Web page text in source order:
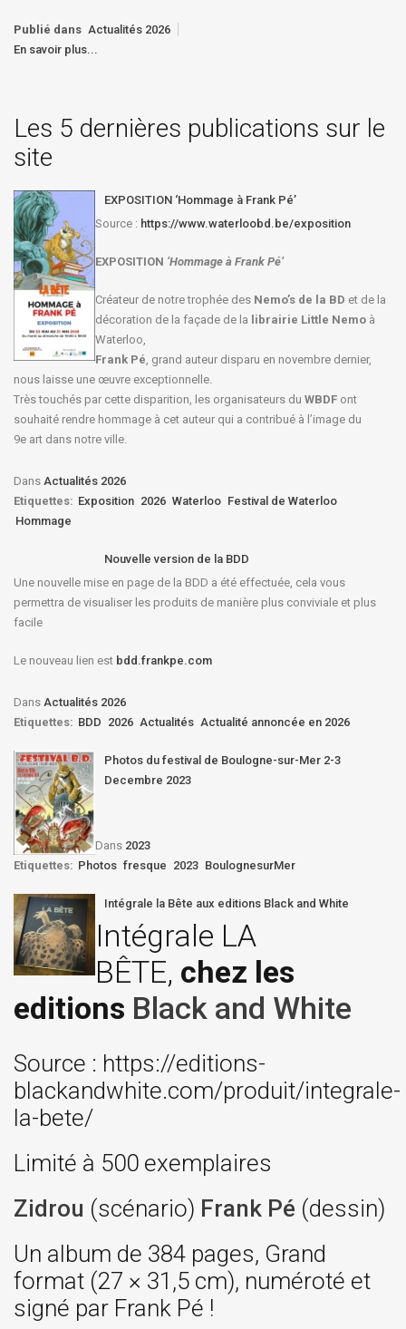
Publié dans Actualités 2026
En savoir plus...
Les 5 dernières publications sur le
site
EXPOSITION ‘Hommage à Frank Pé’
Source : https://www.waterloobd.be/exposition
EXPOSITION ‘Hommage à Frank Pé’
Créateur de notre trophée des Nemo’s de la BD et de la
décoration de la façade de la librairie Little Nemo à
Waterloo,
Frank Pé, grand auteur disparu en novembre dernier,
nous laisse une œuvre exceptionnelle.
Très touchés par cette disparition, les organisateurs du WBDF ont
souhaité rendre hommage à cet auteur qui a contribué à l’image du
9e art dans notre ville.
Dans Actualités 2026
Etiquettes: Exposition 2026 Waterloo Festival de Waterloo
Hommage
Nouvelle version de la BDD
Une nouvelle mise en page de la BDD a été effectuée, cela vous
permettra de visualiser les produits de manière plus conviviale et plus
facile
Le nouveau lien est bdd.frankpe.com
Dans Actualités 2026
Etiquettes: BDD 2026 Actualités Actualité annoncée en 2026
Photos du festival de Boulogne-sur-Mer 2-3
Decembre 2023
Dans 2023
Etiquettes: Photos fresque 2023 BoulognesurMer
Intégrale la Bête aux editions Black and White
Intégrale LA
BÊTE, chez les
editions Black and White
Source : https://editions-
blackandwhite.com/produit/integrale-
la-bete/
Limité à 500 exemplaires
Zidrou (scénario) Frank Pé (dessin)
Un album de 384 pages, Grand
format (27 × 31,5 cm), numéroté et
signé par Frank Pé !